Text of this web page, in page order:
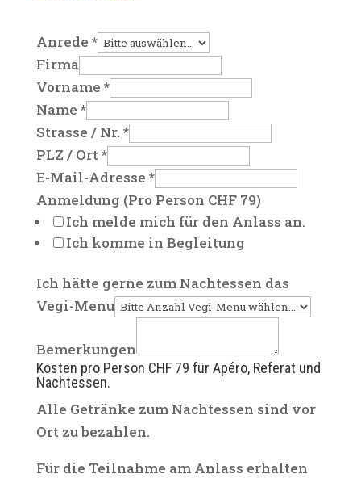
Anrede *
Firma
Vorname *
Name *
Strasse / Nr. *
PLZ / Ort*
E-Mail-Adresse *
Anmeldung (Pro Person CHF 79)
Ich melde mich für den Anlass an.
Ich komme in Begleitung
Ich hätte gerne zum Nachtessen das
Vegi-Menu
Bemerkungen
Kosten pro Person CHF 79 für Apéro, Referat und
Nachtessen.
Alle Getränke zum Nachtessen sind vor
Ort zu bezahlen.
Für die Teilnahme am Anlass erhalten